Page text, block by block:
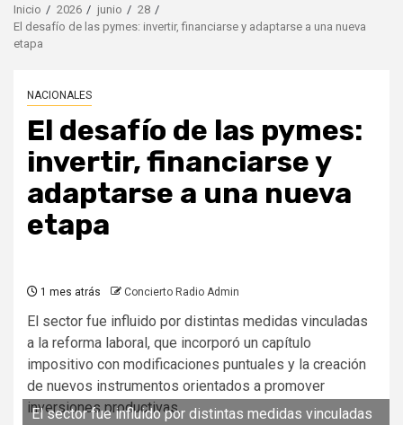
Inicio 2026 junio
28
El desafío de las pymes: invertir, financiarse y adaptarse a una nueva
etapa
NACIONALES
El desafío de las pymes:
invertir, financiarse y
adaptarse a una nueva
etapa
1 mes atrás Concierto Radio Admin
El sector fue influido por distintas medidas vinculadas
a la reforma laboral, que incorporó un capítulo
impositivo con modificaciones puntuales y la creación
de nuevos instrumentos orientados a promover
inversiones productivas.
El sector fue influido por distintas medidas vinculadas